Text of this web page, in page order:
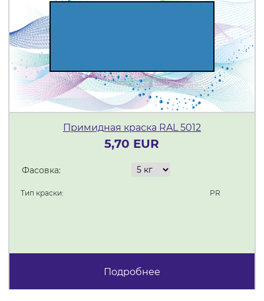
Примидная краска RAL 5012
5,70 EUR
Фасовка:
Тип краски: PR
Подробнее